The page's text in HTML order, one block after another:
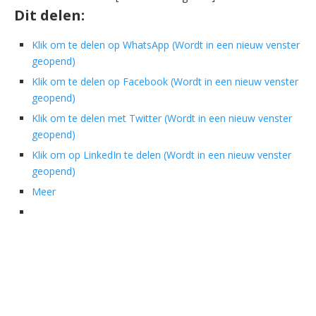
Dit delen:
Klik om te delen op WhatsApp (Wordt in een nieuw venster
geopend)
Klik om te delen op Facebook (Wordt in een nieuw venster
geopend)
Klik om te delen met Twitter (Wordt in een nieuw venster
geopend)
Klik om op LinkedIn te delen (Wordt in een nieuw venster
geopend)
Meer